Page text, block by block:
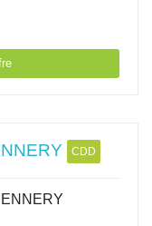
CDD